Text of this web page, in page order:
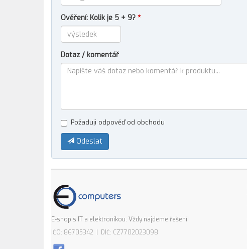
Ověření: Kolik je 5 + 9? *
Dotaz / komentář
Požaduji odpověď od obchodu
Odeslat
E-shop s IT a elektronikou. Vždy najdeme řešení!
IČO: 86705342 | DIČ: CZ7702023098